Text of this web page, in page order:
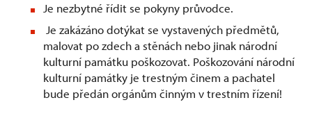
Je nezbytné řídit se pokyny průvodce.
Je zakázáno dotýkat se vystavených předmětů,
malovat po zdech a stěnách nebo jinak národní
kulturní památku poškozovat. Poškozování národní
kulturní památky je trestným činem a pachatel
bude předán orgánům činným v trestním řízení!